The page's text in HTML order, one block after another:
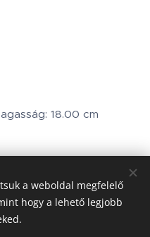
18.00 cm
a weboldal megfelelő
hogy a lehető legjobb